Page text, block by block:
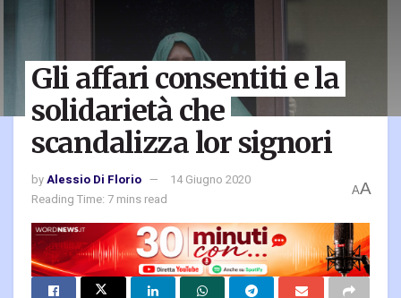
Gli affari consentiti e la
solidarietà che
scandalizza lor signori
byAlessio Di Florio
14 Giugno 2020
Reading Time: 7 mins read
AA